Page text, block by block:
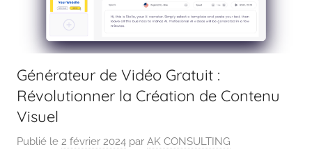
Générateur de Vidéo Gratuit :
Révolutionner la Création de Contenu
Visuel
Publié le 2 février 2024 par AK CONSULTING